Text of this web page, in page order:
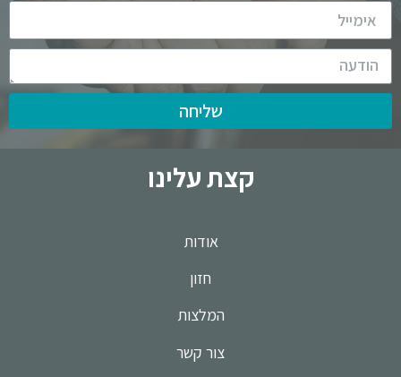
שליחה
קצת עלינו
אודות
חזון
המלצות
צור קשר